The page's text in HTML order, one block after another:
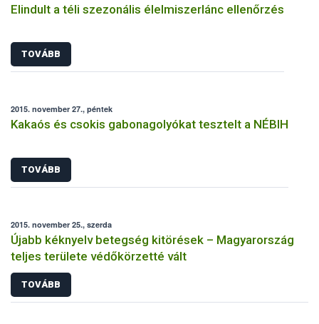
Elindult a téli szezonális élelmiszerlánc ellenőrzés
TOVÁBB
2015. november 27., péntek
Kakaós és csokis gabonagolyókat tesztelt a NÉBIH
TOVÁBB
2015. november 25., szerda
Újabb kéknyelv betegség kitörések – Magyarország
teljes területe védőkörzetté vált
TOVÁBB